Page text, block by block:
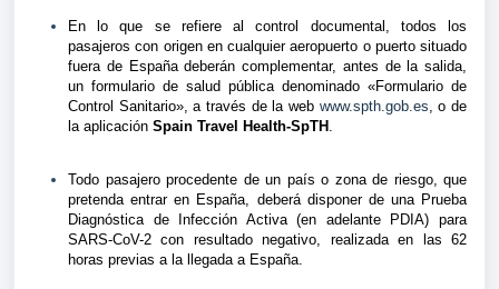
En lo que se refiere al control documental, todos los
pasajeros con origen en cualquier aeropuerto o puerto situado
fuera de España deberán complementar, antes de la salida,
un formulario de salud pública denominado «Formulario de
Control Sanitario», a través de la web www.spth.gob.es, o de
la aplicación Spain Travel Health-SpTH .
Todo pasajero procedente de un país o zona de riesgo, que
pretenda entrar en España, deberá disponer de una Prueba
Diagnóstica de Infección Activa (en adelante PDIA) para
SARS-CoV-2 con resultado negativo, realizada en las 62
horas previas a la llegada a España.